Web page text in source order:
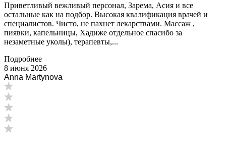
Приветливый вежливый персонал, Зарема, Асия и все
остальные как на подбор. Высокая квалификация врачей и
специалистов. Чисто, не пахнет лекарствами. Массаж ,
пиявки, капельницы, Хадиже отдельное спасибо за
незаметные уколы), терапевты,...
Подробнее
8 июня 2026
Anna Martynova